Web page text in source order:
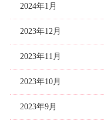
2024年1月
2023年12月
2023年11月
2023年10月
2023年9月